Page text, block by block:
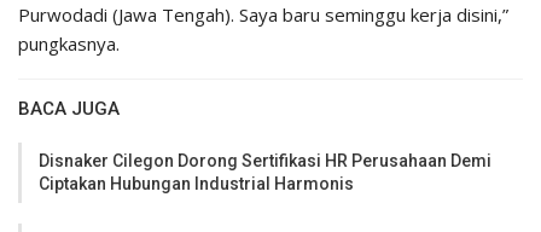
Purwodadi (Jawa Tengah). Saya baru seminggu kerja disini,”
pungkasnya.
BACA JUGA
Disnaker Cilegon Dorong Sertifikasi HR Perusahaan Demi
Ciptakan Hubungan Industrial Harmonis